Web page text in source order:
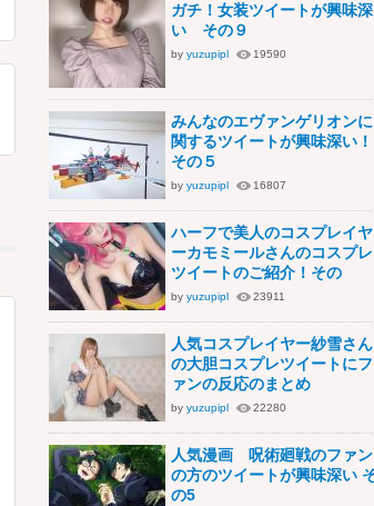
ガチ！女装ツイートが興味深
い その９
by yuzupipl 19590
みんなのエヴァンゲリオンに
関するツイートが興味深い！
その５
by yuzupipl 16807
ハーフで美人のコスプレイヤ
ーカモミールさんのコスプレ
ツイートのご紹介！その
by yuzupipl 23911
人気コスプレイヤー紗雪さん
の大胆コスプレツイートにフ
ァンの反応のまとめ
by yuzupipl 22280
人気漫画 呪術廻戦のファン
の方のツイートが興味深い
の5